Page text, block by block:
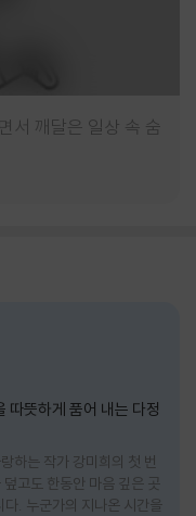
서 깨달은 일상 속 숨
따뜻하게 품어 내는 다정
하는 작가 강미희의 첫 번
고도 한동안 마음 깊은 곳
다. 누군가의 지나온 시간을